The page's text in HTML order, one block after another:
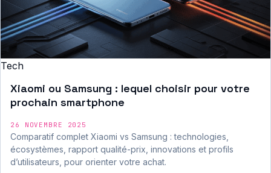
Tech
Xiaomi ou Samsung : lequel choisir pour votre
prochain smartphone
26 NOVEMBRE 2025
Comparatif complet Xiaomi vs Samsung : technologies,
écosystèmes, rapport qualité-prix, innovations et profils
d’utilisateurs, pour orienter votre achat.